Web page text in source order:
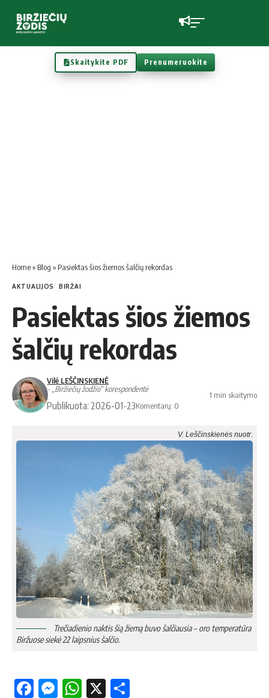
Skaitykite PDF Prenumeruokite
Home» Blog » Pasiektas šios žiemos šalčių rekordas
AKTUALIJOS BIRŽAI
Pasiektas šios žiemos
šalčių rekordas
Vilė LEŠČINSKIENĖ
- „Biržiečių žodžio“ korespondentė
Publikuota: 2026-01-23Komentarų: 0
1 min skaitymo
V. Leščinskienės nuotr.
Trečiadienio naktis šią žiemą buvo šalčiausia – oro temperatūra
Biržuose siekė 22 laipsnius šalčio.
Facebook
Messenger
WhatsApp
X